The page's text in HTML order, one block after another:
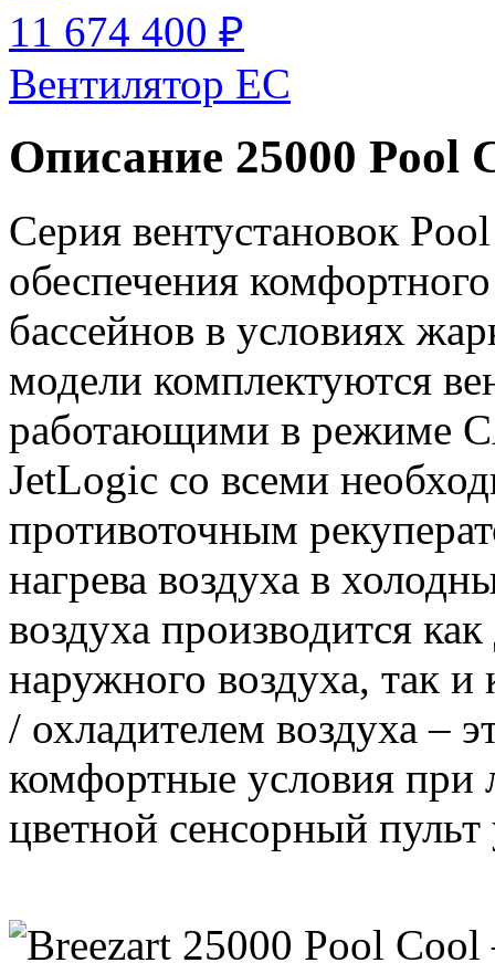
11 674 400 ₽
Вентилятор EC
Описание 25000 Pool
Серия вентустановок
обеспечения
бассейнов в условиях
модели комплектуются
работающими в режиме
JetLogic со всеми
противоточным
нагрева воздуха в
воздуха производится
наружного воздуха, так
/ охладителем воздуха –
комфортные условия при
цветной сенсорный